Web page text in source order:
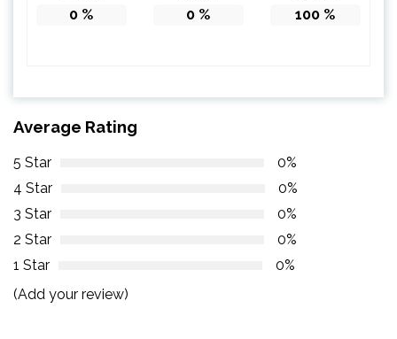
0 % 0 % 100 %
Average Rating
5 Star
0%
4 Star
0%
3 Star
0%
2 Star
0%
1 Star
0%
(Add your review)